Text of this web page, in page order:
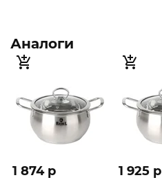
Аналоги
1 874 p 1 925 p